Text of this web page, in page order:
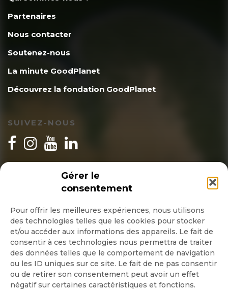
Gérer le
consentement
Pour offrir les meilleures expériences, nous utilisons
des technologies telles que les cookies pour stocker
et/ou accéder aux informations des appareils. Le fait de
consentir à ces technologies nous permettra de traiter
des données telles que le comportement de navigation
ou les ID uniques sur ce site. Le fait de ne pas consentir
ou de retirer son consentement peut avoir un effet
négatif sur certaines caractéristiques et fonctions.
Partenaires
Nous contacter
Soutenez-nous
La minute GoodPlanet
Découvrez la fondation GoodPlanet
SUIVEZ-NOUS
INSCRIPTION NEWSLETTER
Quotidienne
Hebdo
OK